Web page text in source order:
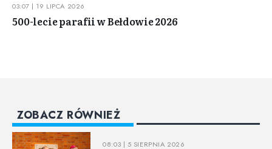
03:07 | 19 LIPCA 2026
500-lecie parafii w Bełdowie 2026
ZOBACZ RÓWNIEŻ
08:03 | 5 SIERPNIA 2026